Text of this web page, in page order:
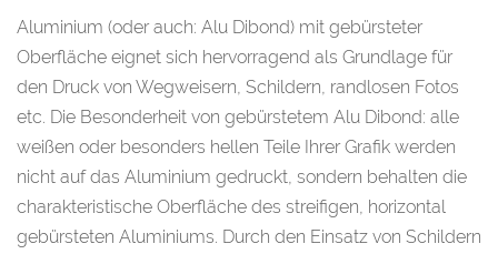
Aluminium (oder auch: Alu Dibond) mit gebürsteter
Oberfläche eignet sich hervorragend als Grundlage für
den Druck von Wegweisern, Schildern, randlosen Fotos
etc. Die Besonderheit von gebürstetem Alu Dibond: alle
weißen oder besonders hellen Teile Ihrer Grafik werden
nicht auf das Aluminium gedruckt, sondern behalten die
charakteristische Oberfläche des streifigen, horizontal
gebürsteten Aluminiums. Durch den Einsatz von Schildern